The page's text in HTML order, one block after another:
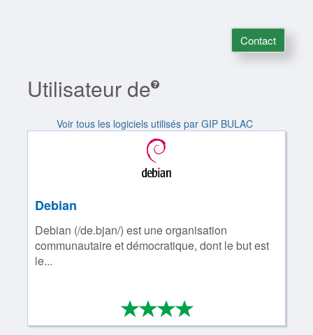
Contact
Utilisateur de
Voir tous les logiciels utilisés par GIP BULAC
Debian
Debian (/de.bjan/) est une organisation
communautaire et démocratique, dont le but est
le...
****
4/4